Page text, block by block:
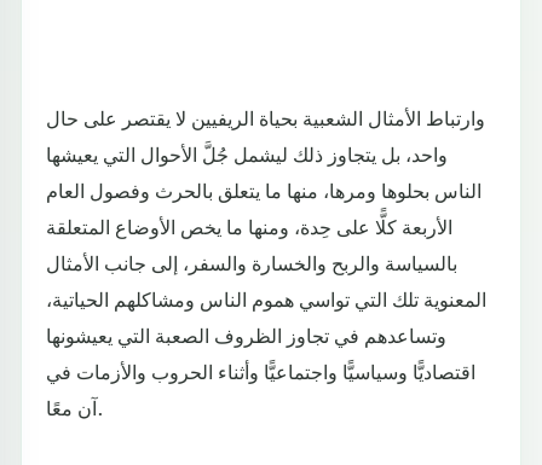
وارتباط الأمثال الشعبية بحياة الريفيين لا يقتصر على حال
واحد، بل يتجاوز ذلك ليشمل جُلَّ الأحوال التي يعيشها
الناس بحلوها ومرها، منها ما يتعلق بالحرث وفصول العام
الأربعة كلًّا على حِدة، ومنها ما يخص الأوضاع المتعلقة
بالسياسة والربح والخسارة والسفر، إلى جانب الأمثال
المعنوية تلك التي تواسي هموم الناس ومشاكلهم الحياتية،
وتساعدهم في تجاوز الظروف الصعبة التي يعيشونها
اقتصاديًّا وسياسيًّا واجتماعيًّا وأثناء الحروب والأزمات في
آن معًا.